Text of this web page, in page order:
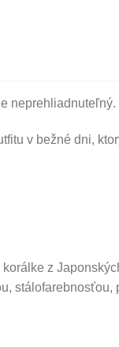
neprehliadnuteľný.
v bežné dni,
z
stálofarebnosťou,